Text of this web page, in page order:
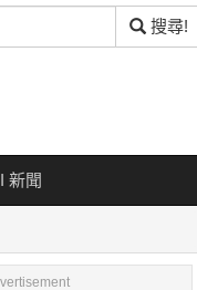
搜尋!
新聞